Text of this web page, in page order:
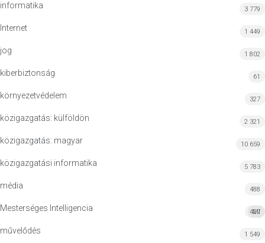
informatika 3 779
Internet 1 449
jog 1 802
kiberbiztonság 61
környezetvédelem 327
közigazgatás: külföldön 2 321
közigazgatás: magyar 10 659
közigazgatási informatika 5 783
média 488
Mesterséges Intelligencia MI
427
művelődés 1 549